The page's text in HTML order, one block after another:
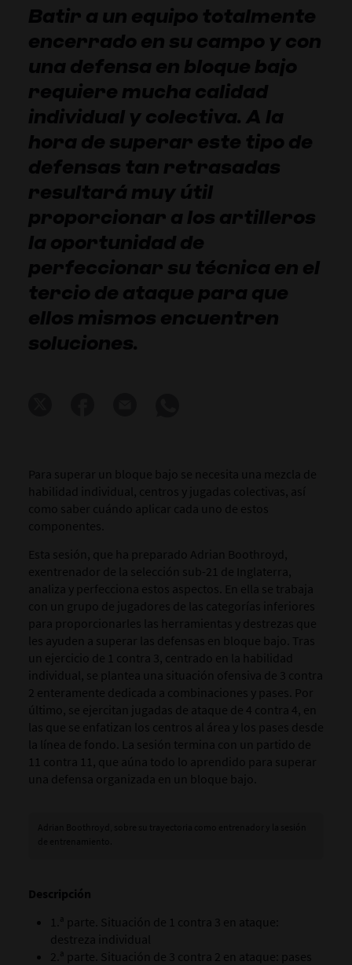
Batir a un equipo totalmente
encerrado en su campo y con
una defensa en bloque bajo
requiere mucha calidad
individual y colectiva. A la
hora de superar este tipo de
defensas tan retrasadas
resultará muy útil
proporcionar a los artilleros
la oportunidad de
perfeccionar su técnica en el
tercio de ataque para que
ellos mismos encuentren
soluciones.
Para superar un bloque bajo se necesita una mezcla de
habilidad individual, centros y jugadas colectivas, así
como saber cuándo aplicar cada uno de estos
componentes.
Esta sesión, que ha preparado Adrian Boothroyd,
exentrenador de la selección sub-21 de Inglaterra,
analiza y perfecciona estos aspectos. En ella se trabaja
con un grupo de jugadores de las categorías inferiores
para proporcionarles las herramientas y destrezas que
les ayuden a superar las defensas en bloque bajo. Tras
un ejercicio de 1 contra 3, centrado en la habilidad
individual, se plantea una situación ofensiva de 3 contra
2 enteramente dedicada a combinaciones y pases. Por
último, se ejercitan jugadas de ataque de 4 contra 4, en
las que se enfatizan los centros al área y los pases desde
la línea de fondo. La sesión termina con un partido de
11 contra 11, que aúna todo lo aprendido para superar
una defensa organizada en un bloque bajo.
Descripción
1.ª parte. Situación de 1 contra 3 en ataque:
destreza individual
2.ª parte. Situación de 3 contra 2 en ataque: pases